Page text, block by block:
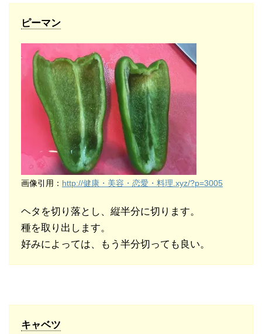
ピーマン
画像引用： http://健康・美容・恋愛・料理.xyz/?p=3005
ヘタを切り落とし、縦半分に切ります。
種を取り出します。
好みによっては、もう半分切っても良い。
キャベツ